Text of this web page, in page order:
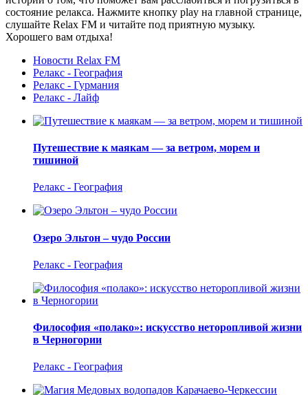
состояние релакса. Нажмите кнопку play на главной странице,
слушайте Relax FM и читайте под приятную музыку.
Хорошего вам отдыха!
Новости Relax FM
Релакс - География
Релакс - Гурмания
Релакс - Лайф
Путешествие к маякам — за ветром, морем и
тишиной
Релакс - География
Озеро Эльтон – чудо России
Релакс - География
Философия «полако»: искусство неторопливой жизни
в Черногории
Релакс - География